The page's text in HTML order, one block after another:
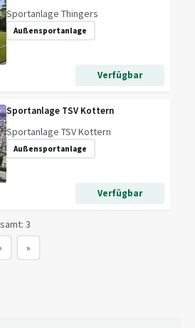
Sportanlage Thingers
Außensportanlage
Verfügbar
Sportanlage TSV Kottern
Sportanlage TSV Kottern
Außensportanlage
Verfügbar
3
› »